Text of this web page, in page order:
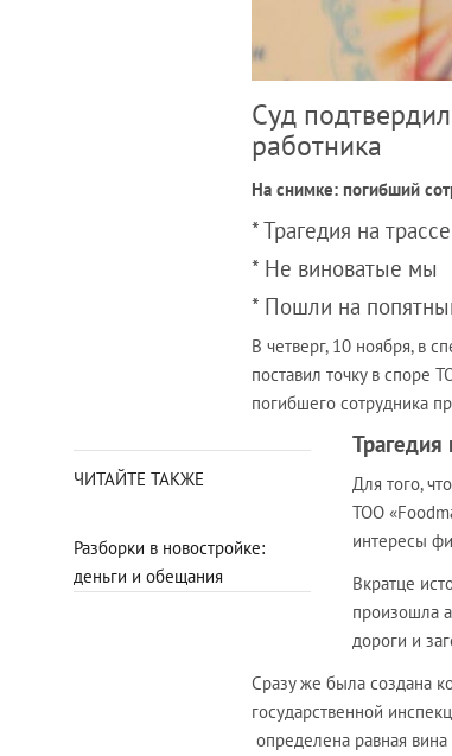
Суд
работника
На снимке: погибший
* Трагедия на трассе
* Не виноватые мы
* Пошли на
В четверг, 10 ноября, в
поставил точку в споре
погибшего сотрудника
ЧИТАЙТЕ ТАКЖЕ
Разборки в новостройке:
деньги и обещания
Трагедия
Для того,
ТОО
интересы
Вкратце
произошла
дороги и
Сразу же была создана
государственной
определена равная